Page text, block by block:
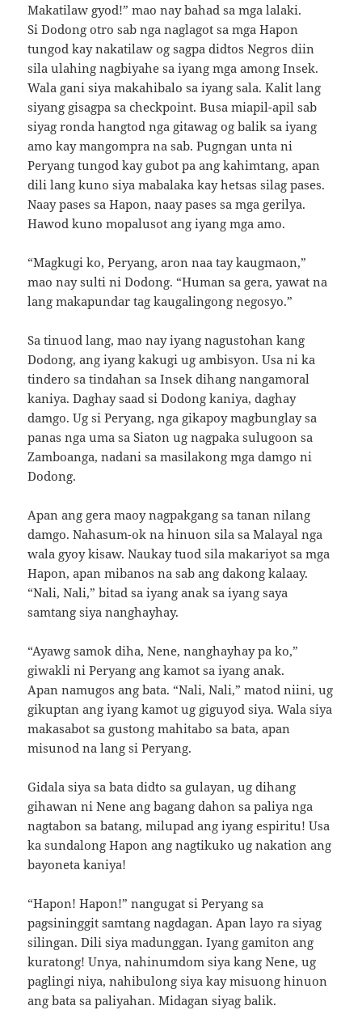
Makatilaw gyod!” mao nay bahad sa mga lalaki.
Si Dodong otro sab nga naglagot sa mga Hapon
tungod kay nakatilaw og sagpa didtos Negros diin
sila ulahing nagbiyahe sa iyang mga among Insek.
Wala gani siya makahibalo sa iyang sala. Kalit lang
siyang gisagpa sa checkpoint. Busa miapil-apil sab
siyag ronda hangtod nga gitawag og balik sa iyang
amo kay mangompra na sab. Pugngan unta ni
Peryang tungod kay gubot pa ang kahimtang, apan
dili lang kuno siya mabalaka kay hetsas silag pases.
Naay pases sa Hapon, naay pases sa mga gerilya.
Hawod kuno mopalusot ang iyang mga amo.
“Magkugi ko, Peryang, aron naa tay kaugmaon,”
mao nay sulti ni Dodong. “Human sa gera, yawat na
lang makapundar tag kaugalingong negosyo.”
Sa tinuod lang, mao nay iyang nagustohan kang
Dodong, ang iyang kakugi ug ambisyon. Usa ni ka
tindero sa tindahan sa Insek dihang nangamoral
kaniya. Daghay saad si Dodong kaniya, daghay
damgo. Ug si Peryang, nga gikapoy magbunglay sa
panas nga uma sa Siaton ug nagpaka sulugoon sa
Zamboanga, nadani sa masilakong mga damgo ni
Dodong.
Apan ang gera maoy nagpakgang sa tanan nilang
damgo. Nahasum-ok na hinuon sila sa Malayal nga
wala gyoy kisaw. Naukay tuod sila makariyot sa mga
Hapon, apan mibanos na sab ang dakong kalaay.
“Nali, Nali,” bitad sa iyang anak sa iyang saya
samtang siya nanghayhay.
“Ayawg samok diha, Nene, nanghayhay pa ko,”
giwakli ni Peryang ang kamot sa iyang anak.
Apan namugos ang bata. “Nali, Nali,” matod niini, ug
gikuptan ang iyang kamot ug giguyod siya. Wala siya
makasabot sa gustong mahitabo sa bata, apan
misunod na lang si Peryang.
Gidala siya sa bata didto sa gulayan, ug dihang
gihawan ni Nene ang bagang dahon sa paliya nga
nagtabon sa batang, milupad ang iyang espiritu! Usa
ka sundalong Hapon ang nagtikuko ug nakation ang
bayoneta kaniya!
“Hapon! Hapon!” nangugat si Peryang sa
pagsininggit samtang nagdagan. Apan layo ra siyag
silingan. Dili siya madunggan. Iyang gamiton ang
kuratong! Unya, nahinumdom siya kang Nene, ug
paglingi niya, nahibulong siya kay misuong hinuon
ang bata sa paliyahan. Midagan siyag balik.